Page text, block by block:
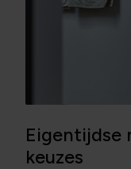
Eigentijdse
keuzes